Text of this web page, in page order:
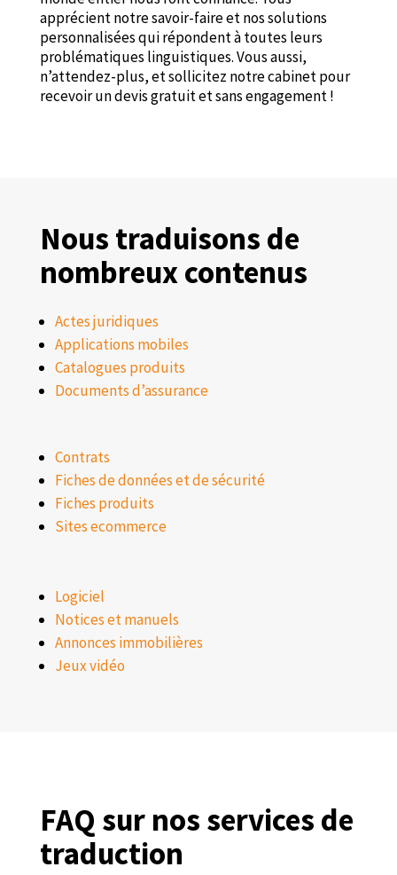
apprécient notre savoir-faire et nos solutions
personnalisées qui répondent à toutes leurs
problématiques linguistiques. Vous aussi,
n’attendez-plus, et sollicitez notre cabinet pour
recevoir un devis gratuit et sans engagement !
Nous traduisons de
nombreux contenus
Actes juridiques
Applications mobiles
Catalogues produits
Documents d’assurance
Contrats
Fiches de données et de sécurité
Fiches produits
Sites ecommerce
Logiciel
Notices et manuels
Annonces immobilières
Jeux vidéo
FAQ sur nos services de
traduction